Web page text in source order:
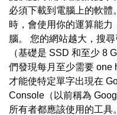
必須下載到電腦上的軟
時，會使用你的運算能力
腦。 您的網站越大，搜
（基礎是 SSD 和至少 8
們發現每月至少需要 one
才能使特定單字出現在
Console（以前稱為
所有者都應該使用的工具